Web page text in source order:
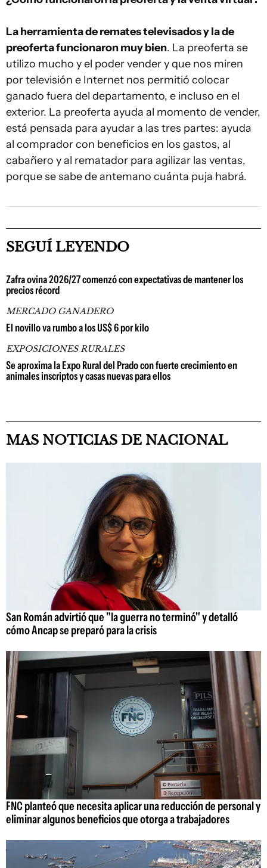
La herramienta de remates televisados y la de
preoferta funcionaron muy bien. La preoferta se
utilizo mucho y el poder vender y que nos miren
por televisión e Internet nos permitió colocar
ganado fuera del departamento, e incluso en el
exterior. La preoferta ayuda al momento de vender,
está pensada para ayudar a las tres partes: ayuda
al comprador con beneficios en los gastos, al
cabañero y al rematador para agilizar las ventas,
porque se sabe de antemano cuánta puja habrá.
SEGUÍ LEYENDO
Zafra ovina 2026/27 comenzó con expectativas de mantener los
precios récord
MERCADO GANADERO
El novillo va rumbo a los US$ 6 por kilo
EXPOSICIONES RURALES
Se aproxima la Expo Rural del Prado con fuerte crecimiento en
animales inscriptos y casas nuevas para ellos
MAS NOTICIAS DE NACIONAL
San Román advirtió que "la guerra no terminó" y detalló
cómo Ancap se preparó para la crisis
FNC planteó que necesita aplicar una reducción de personal y
eliminar algunos beneficios que otorga a trabajadores